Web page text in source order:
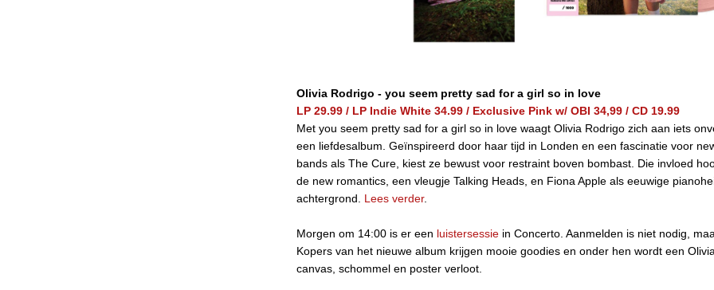
Olivia Rodrigo - you seem pretty sad for a girl so in love
LP 29.99 / LP Indie White 34.99 / Exclusive Pink w/ OBI 34,99 / CD 19.99
Met you seem pretty sad for a girl so in love waagt Olivia Rodrigo zich aan iets
een liefdesalbum. Geïnspireerd door haar tijd in Londen en een fascinatie voor
bands als The Cure, kiest ze bewust voor restraint boven bombast. Die invloed
de new romantics, een vleugje Talking Heads, en Fiona Apple als eeuwige
achtergrond. Lees verder.
Morgen om 14:00 is er een luistersessie in Concerto. Aanmelden is niet nodig,
Kopers van het nieuwe album krijgen mooie goodies en onder hen wordt een
canvas, schommel en poster verloot.